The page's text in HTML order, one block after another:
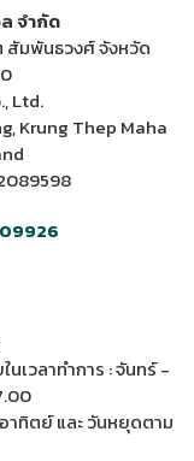
จำกัด
สัมพันธวงศ์ จังหวัด
Ltd.
Krung Thep Maha
นเวลาทำการ : จันทร์ -
าทิตย์ และ วันหยุดตาม